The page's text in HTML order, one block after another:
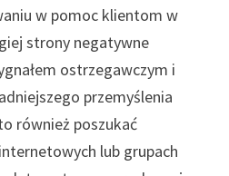
w pomoc klientom w
strony negatywne
ostrzegawczym i
przemyślenia
również poszukać
lub grupach